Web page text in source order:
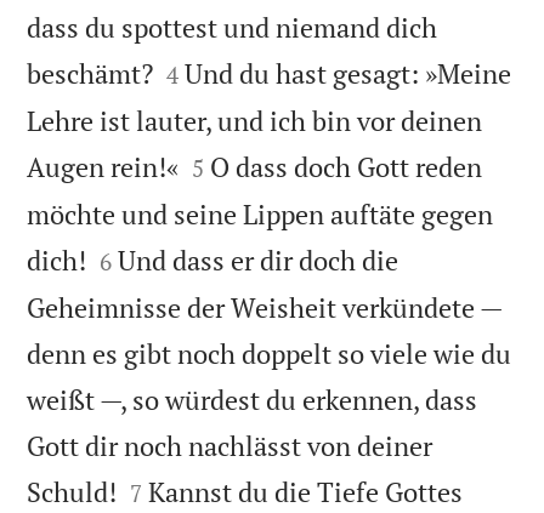
dass du spottest und niemand dich
beschämt?
4 Und du hast gesagt: »Meine
Lehre ist lauter, und ich bin vor deinen
Augen rein!« 

5 O dass doch Gott reden
möchte und seine Lippen auftäte gegen
dich! 

6 Und dass er dir doch die
Geheimnisse der Weisheit verkündete —
denn es gibt noch doppelt so viele wie du
weißt —, so würdest du erkennen, dass
Gott dir noch nachlässt von deiner
Schuld! 

7 Kannst du die Tiefe Gottes